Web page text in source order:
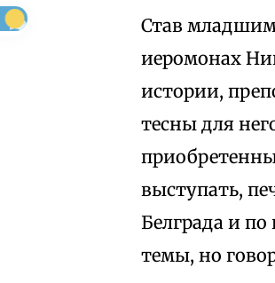
Став младшим
иеромонах
истории,
тесны для
выступать,
Белграда и
темы, но